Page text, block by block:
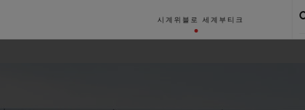
시계 위블로 세계 부티크